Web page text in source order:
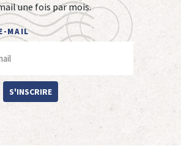
une fois par mois.
MAIL
S'INSCRIRE